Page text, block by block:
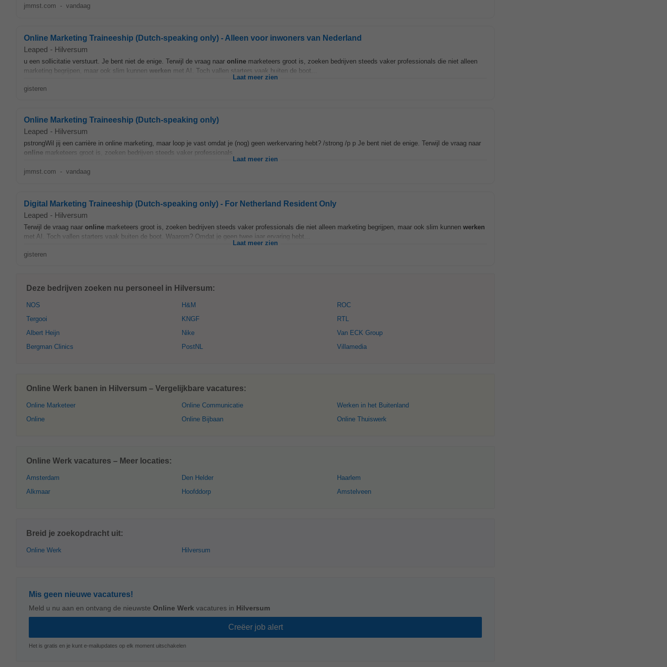
jmmst.com - vandaag
Online Marketing Traineeship (Dutch-speaking only) - Alleen voor inwoners van Nederland
Leaped - Hilversum
u een sollicitatie verstuurt. Je bent niet de enige. Terwijl de vraag naar online marketeers groot is, zoeken bedrijven steeds vaker professionals die niet alleen
marketing begrijpen, maar ook slim kunnen werken met AI. Toch vallen starters vaak buiten de boot...
Laat meer zien
gisteren
Online Marketing Traineeship (Dutch-speaking only)
Leaped - Hilversum
pstrongWil jij een carrière in online marketing, maar loop je vast omdat je (nog) geen werkervaring hebt? /strong /p p Je bent niet de enige. Terwijl de vraag naar
online marketeers groot is, zoeken bedrijven steeds vaker professionals...
Laat meer zien
jmmst.com - vandaag
Digital Marketing Traineeship (Dutch-speaking only) - For Netherland Resident Only
Leaped - Hilversum
Terwijl de vraag naar online marketeers groot is, zoeken bedrijven steeds vaker professionals die niet alleen marketing begrijpen, maar ook slim kunnen werken
met AI. Toch vallen starters vaak buiten de boot. Waarom? Omdat je geen twee jaar ervaring hebt...
Laat meer zien
gisteren
Deze bedrijven zoeken nu personeel in Hilversum:
NOS
Tergooi
Albert Heijn
Bergman Clinics
H&M
KNGF
Nike
PostNL
ROC
RTL
Van ECK Group
Villamedia
Online Werk banen in Hilversum – Vergelijkbare vacatures:
Online Marketeer
Online
Online Communicatie
Online Bijbaan
Werken in het Buitenland
Online Thuiswerk
Online Werk vacatures – Meer locaties:
Amsterdam
Alkmaar
Den Helder
Hoofddorp
Haarlem
Amstelveen
Breid je zoekopdracht uit:
Online Werk Hilversum
Mis geen nieuwe vacatures!
Meld u nu aan en ontvang de nieuwste Online Werk vacatures in Hilversum
Het is gratis en je kunt e-mailupdates op elk moment uitschakelen